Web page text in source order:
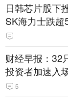
日韩芯片股下
SK海力士跌
遭遇业绩杀
财经早报：32
投资者加速入
易线路
5